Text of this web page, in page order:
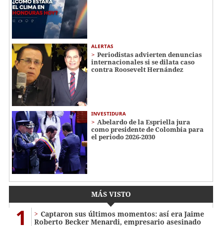
ALERTAS
Periodistas advierten denuncias
internacionales si se dilata caso
contra Roosevelt Hernández
INVESTIDURA
Abelardo de la Espriella jura
como presidente de Colombia para
el periodo 2026-2030
MÁS VISTO
1
Captaron sus últimos momentos: así era Jaime
Roberto Becker Menardi​​​, empresario asesinado